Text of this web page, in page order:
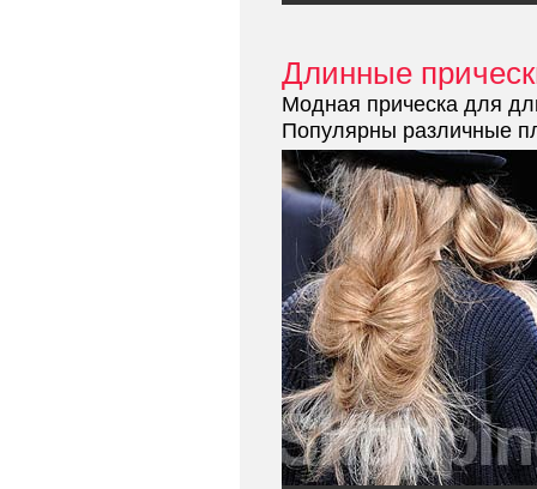
Длинные
Модная прическа для
Популярны различные